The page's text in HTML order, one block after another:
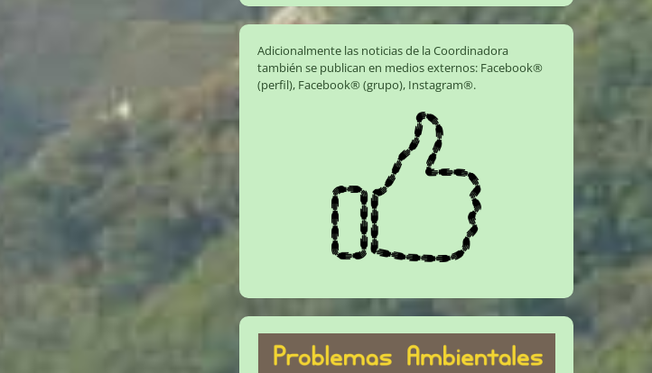
Adicionalmente las noticias de la Coordinadora
también se publican en medios externos: Facebook®
(perfil), Facebook® (grupo), Instagram®.